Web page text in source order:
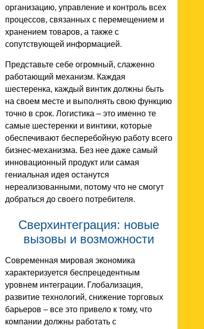
организацию, управление и контроль всех
процессов, связанных с перемещением и
хранением товаров, а также с
сопутствующей информацией.
Представьте себе огромный, слаженно
работающий механизм. Каждая
шестеренка, каждый винтик должны быть
на своем месте и выполнять свою функцию
точно в срок. Логистика – это именно те
самые шестеренки и винтики, которые
обеспечивают бесперебойную работу всего
бизнес-механизма. Без нее даже самый
инновационный продукт или самая
гениальная идея останутся
нереализованными, потому что не смогут
добраться до своего потребителя.
Сверхинтеграция: новые
вызовы и возможности
Современная мировая экономика
характеризуется беспрецедентным
уровнем интеграции. Глобализация,
развитие технологий, снижение торговых
барьеров – все это привело к тому, что
компании должны работать с